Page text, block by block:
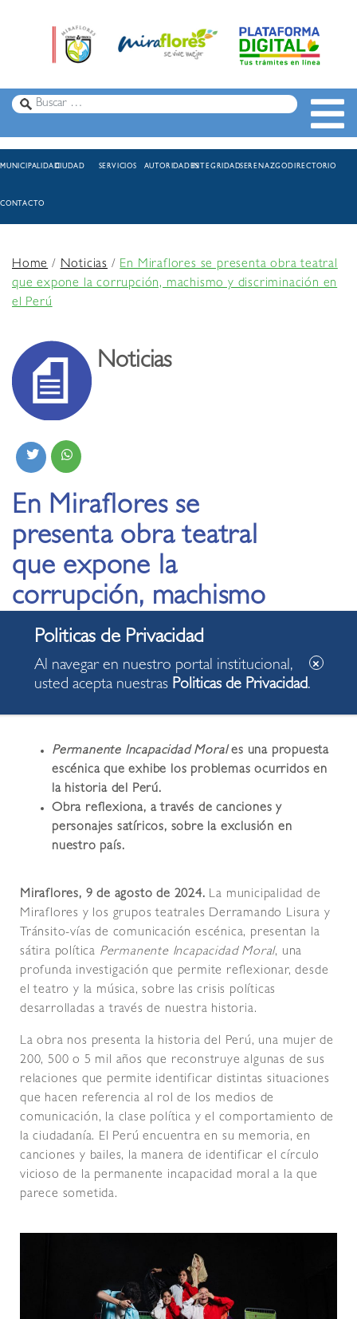
MUNICIPALIDADCIUDAD SERVICIOS AUTORIDADESINTEGRIDADSERENAZGODIRECTORIO
CONTACTO
Home/Noticias /En Miraflores se presenta obra teatral
que expone la corrupción, machismo y discriminación en
el Perú
Noticias
En Miraflores se
presenta obra teatral
que expone la
corrupción, machismo
y discriminación en el
Perú
Permanente Incapacidad Morales una propuesta
escénica que exhibe los problemas ocurridos en
la historia del Perú.
Obra reflexiona, a través de canciones y
personajes satíricos, sobre la exclusión en
nuestro país.
Miraflores, 9 de agosto de 2024. La municipalidad de
Miraflores y los grupos teatrales Derramando Lisura y
Tránsito-vías de comunicación escénica, presentan la
sátira política Permanente Incapacidad Moral, una
profunda investigación que permite reflexionar, desde
el teatro y la música, sobre las crisis políticas
desarrolladas a través de nuestra historia.
La obra nos presenta la historia del Perú, una mujer de
200, 500 o 5 mil años que reconstruye algunas de sus
relaciones que permite identificar distintas situaciones
que hacen referencia al rol de los medios de
comunicación, la clase política y el comportamiento de
la ciudadanía. El Perú encuentra en su memoria, en
canciones y bailes, la manera de identificar el círculo
vicioso de la permanente incapacidad moral a la que
parece sometida.
Al navegar en nuestro portal institucional,
usted acepta nuestras Politicas de Privacidad.